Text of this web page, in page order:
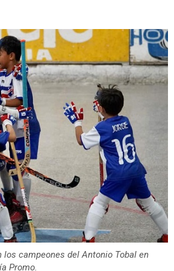
campeones del Antonio Tobal en
Promo.